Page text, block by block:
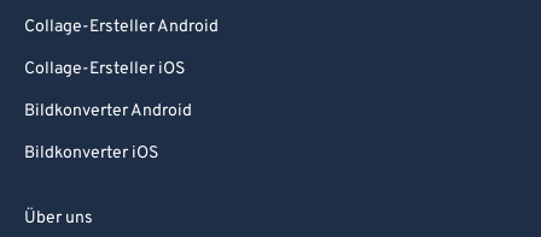
Collage-Ersteller Android
Collage-Ersteller iOS
Bildkonverter Android
Bildkonverter iOS
Über uns